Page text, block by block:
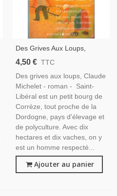
Des Grives Aux Loups,
Claude Michelet, 1991 -,
Familiale,
4,50 € TTC
Des grives aux loups, Claude
Michelet - roman - Saint-
Libéral est un petit bourg de
Corrèze, tout proche de la
Dordogne, pays d'élevage et
de polyculture. Avec dix
hectares et dix vaches, on y
est un homme respecté...
Ajouter au panier